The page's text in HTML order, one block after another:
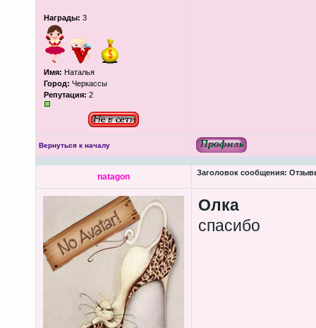
Награды: 3
Имя: Наталья
Город: Черкассы
Репутация: 2
Вернуться к началу
natagon Заголовок сообщения:
Олка
спасибо